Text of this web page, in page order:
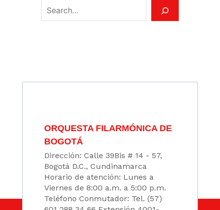
ORQUESTA FILARMÓNICA DE
BOGOTÁ
Dirección: Calle 39Bis # 14 - 57,
Bogotá D.C., Cundinamarca
Horario de atención: Lunes a
Viernes de 8:00 a.m. a 5:00 p.m.
Teléfono Conmutador: Tel. (57)